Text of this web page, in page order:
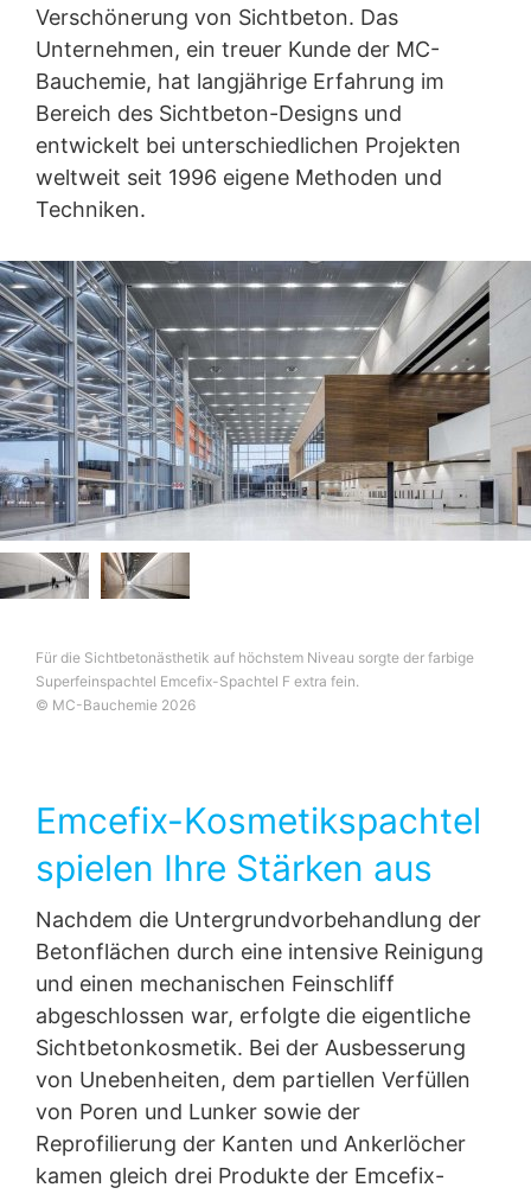
Verschönerung von Sichtbeton. Das
Unternehmen, ein treuer Kunde der MC-
Bauchemie, hat langjährige Erfahrung im
Bereich des Sichtbeton-Designs und
entwickelt bei unterschiedlichen Projekten
weltweit seit 1996 eigene Methoden und
Techniken.
Für die Sichtbetonästhetik auf höchstem Niveau sorgte der farbige
Superfeinspachtel Emcefix-Spachtel F extra fein.
© MC-Bauchemie 2026
Emcefix-Kosmetikspachtel
spielen Ihre Stärken aus
Nachdem die Untergrundvorbehandlung der
Betonflächen durch eine intensive Reinigung
und einen mechanischen Feinschliff
abgeschlossen war, erfolgte die eigentliche
Sichtbetonkosmetik. Bei der Ausbesserung
von Unebenheiten, dem partiellen Verfüllen
von Poren und Lunker sowie der
Reprofilierung der Kanten und Ankerlöcher
kamen gleich drei Produkte der Emcefix-